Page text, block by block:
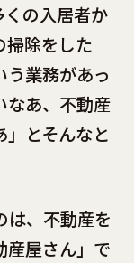
くの入居者か
掃除をした
う業務があっ
なあ、不動産
」とそんなと
は、不動産を
産屋さん」で